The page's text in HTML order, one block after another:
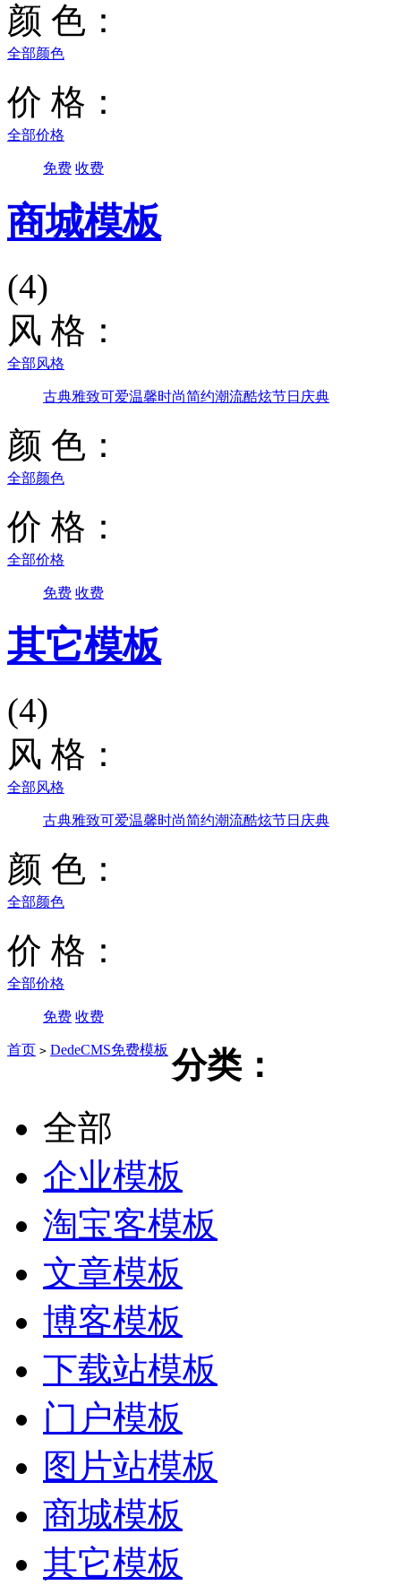
颜 色：
全部颜色
价 格：
全部价格
免费 收费
商城模板
(4)
风 格：
全部风格
古典雅致可爱温馨时尚简约潮流酷炫节日庆典
颜 色：
全部颜色
价 格：
全部价格
免费 收费
其它模板
(4)
风 格：
全部风格
古典雅致可爱温馨时尚简约潮流酷炫节日庆典
颜 色：
全部颜色
价 格：
全部价格
免费 收费
首页 > DedeCMS免费模板 分类：
全部
企业模板
淘宝客模板
文章模板
博客模板
下载站模板
门户模板
图片站模板
商城模板
其它模板